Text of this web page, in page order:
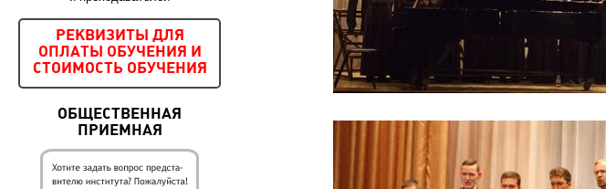
РЕКВИЗИТЫ ДЛЯ
ОПЛАТЫ ОБУЧЕНИЯ И
СТОИМОСТЬ ОБУЧЕНИЯ
ОБЩЕСТВЕННАЯ
ПРИЕМНАЯ